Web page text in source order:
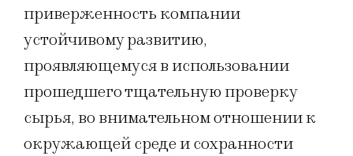
приверженность компании
устойчивому развитию,
проявляющемуся в использовании
прошедшего тщательную проверку
сырья, во внимательном отношении к
окружающей среде и сохранности